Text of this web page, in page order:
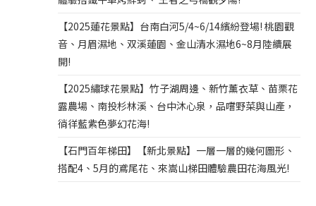
【2025蓮花景點】台南白河5/4~6/14繽紛登場! 桃園觀
音、月眉濕地、双溪蓮園、金山清水濕地6~8月陸續展
開!
【2025繡球花景點】竹子湖周邊、新竹薰衣草、苗栗花
露農場、南投杉林溪、台中沐心泉，品嚐野菜與山產，
徜徉藍紫色夢幻花海!
【石門百年梯田】【新北景點】一層一層的幾何圖形、
搭配4、5月的鳶尾花、來嵩山梯田體驗農田花海風光!